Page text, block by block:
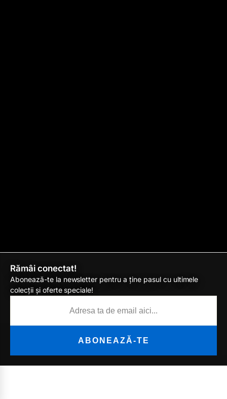
Rămâi conectat!
Abonează-te la newsletter pentru a ține pasul cu ultimele
colecții și oferte speciale!
ABONEAZĂ-TE